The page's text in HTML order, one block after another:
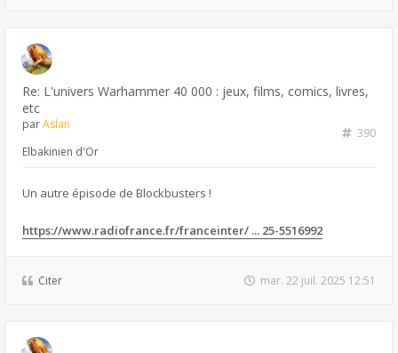
Re: L'univers Warhammer 40 000 : jeux, films, comics, livres,
etc
390
parAslan
Elbakinien d'Or
Un autre épisode de Blockbusters !
https://www.radiofrance.fr/franceinter/ ... 25-5516992
Citer mar. 22 juil. 2025 12:51